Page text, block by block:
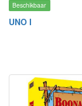
Beschikbaar
UNO I